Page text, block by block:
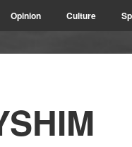
Opinion Culture